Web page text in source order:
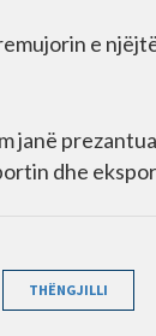
e
janë
dhe
THËNGJILLI